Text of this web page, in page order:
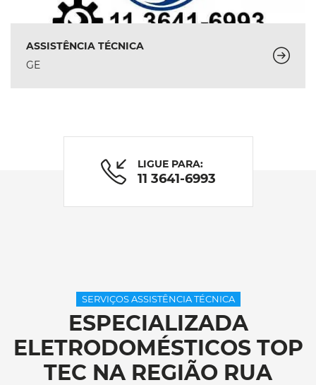
ASSISTÊNCIA TÉCNICA
GE
LIGUE PARA:
11 3641-6993
SERVIÇOS ASSISTÊNCIA TÉCNICA
ESPECIALIZADA
ELETRODOMÉSTICOS TOP
TEC NA REGIÃO RUA